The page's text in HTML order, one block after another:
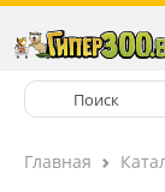
Главная